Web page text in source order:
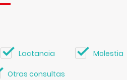
Lactancia Molestia
Otras consultas